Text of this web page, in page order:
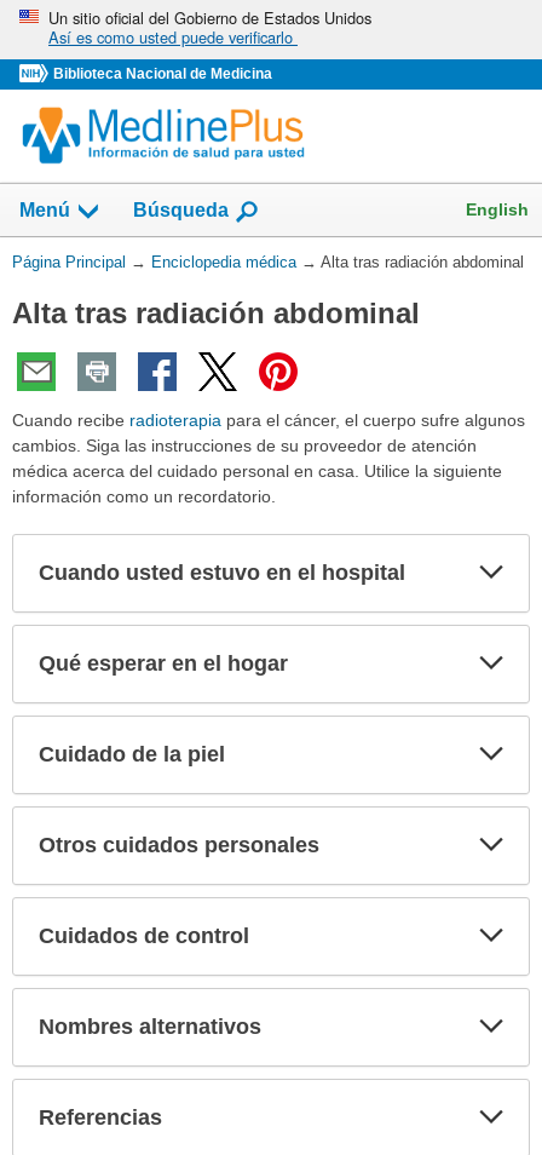
Omita
vaya
al
Contenido
Un sitio oficial del Gobierno de Estados Unidos
Así es como usted puede verificarlo
Biblioteca Nacional de Medicina
Menú Búsqueda English
Usted
aquí:
Página Principal → Enciclopedia médica → Alta tras radiación abdominal
Alta tras radiación abdominal
Cuando recibe radioterapia para el cáncer, el cuerpo sufre algunos
cambios. Siga las instrucciones de su proveedor de atención
médica acerca del cuidado personal en casa. Utilice la siguiente
información como un recordatorio.
Cuando usted estuvo en el hospital
Qué esperar en el hogar
Cuidado de la piel
Otros cuidados personales
Cuidados de control
Nombres alternativos
Referencias